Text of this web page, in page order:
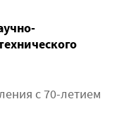
с 70-летием